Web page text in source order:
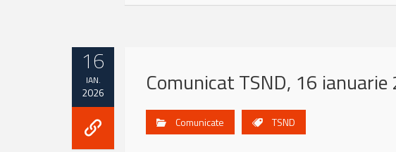
16
IAN.
2026 Comunicat TSND, 16
Comunicate TSND